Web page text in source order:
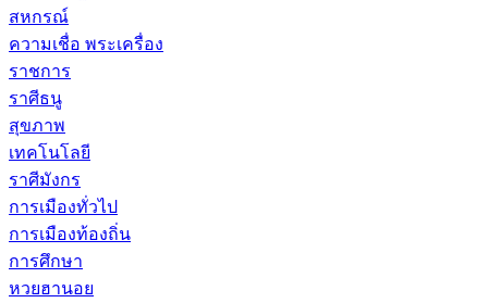
สหกรณ์
ความเชื่อ พระเครื่อง
ราชการ
ราศีธนู
สุขภาพ
เทคโนโลยี
ราศีมังกร
การเมืองทั่วไป
การเมืองท้องถิ่น
การศึกษา
หวยฮานอย